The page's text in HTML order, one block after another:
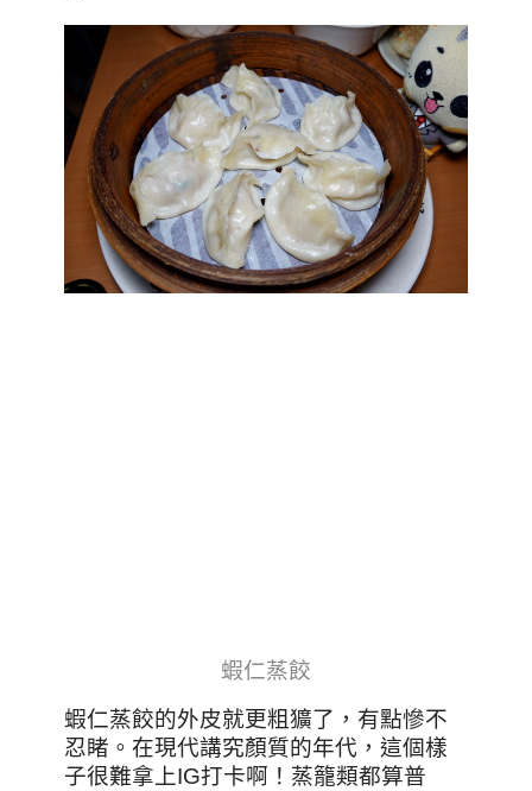
蝦仁蒸餃
蝦仁蒸餃的外皮就更粗獷了，有點慘不
忍睹。在現代講究顏質的年代，這個樣
子很難拿上IG打卡啊！蒸籠類都算普